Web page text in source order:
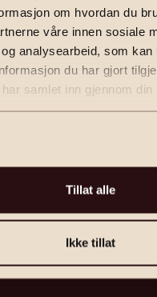
om hvordan du
våre innen sosiale
analysearbeid, som kan
du har gjort
samlet inn gjennom din
Tillat alle
Ikke tillat
| Partner
S. Holm